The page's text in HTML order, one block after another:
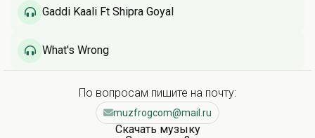
Gaddi Kaali Ft Shipra Goyal
What's Wrong
По вопросам пишите на почту:
muzfrogcom@mail.ru
Скачать музыку